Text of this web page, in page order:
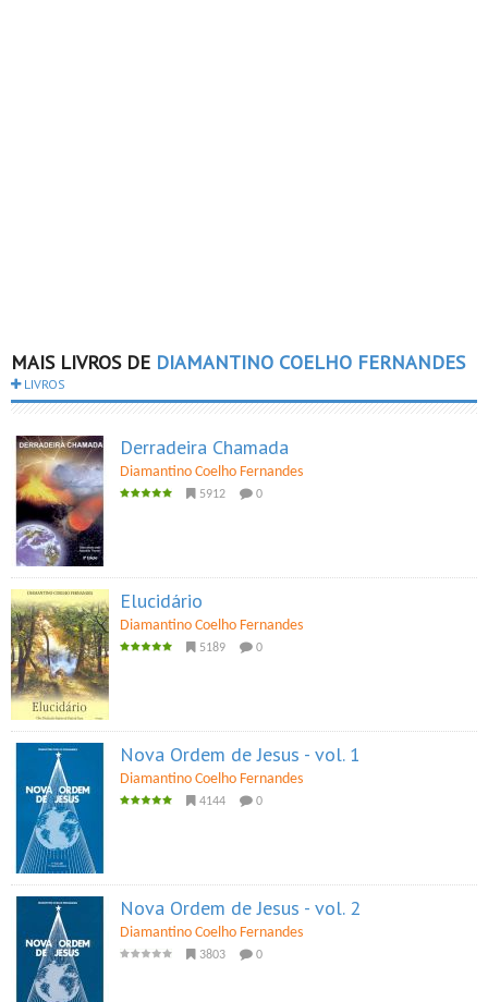
MAIS LIVROS DE DIAMANTINO COELHO FERNANDES
LIVROS
Derradeira Chamada
Diamantino Coelho Fernandes
5912 0
Elucidário
Diamantino Coelho Fernandes
5189 0
Nova Ordem de Jesus - vol. 1
Diamantino Coelho Fernandes
4144 0
Nova Ordem de Jesus - vol. 2
Diamantino Coelho Fernandes
3803 0